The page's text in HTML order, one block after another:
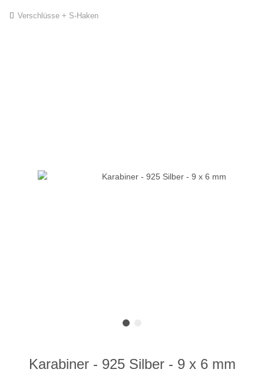
Verschlüsse + S-Haken
Karabiner - 925 Silber - 9 x 6 mm